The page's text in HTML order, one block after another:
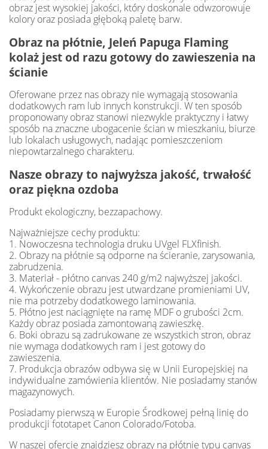
obraz jest wysokiej jakości, który doskonale odwzorowuje
kolory oraz posiada głęboką paletę barw.
Obraz na płótnie, Jeleń Papuga Flaming
kolaż jest od razu gotowy do zawieszenia na
ścianie
Oferowane przez nas obrazy nie wymagają stosowania
dodatkowych ram lub innych konstrukcji. W ten sposób
proponowany obraz stanowi niezwykle praktyczny i łatwy
sposób na znaczne ubogacenie ścian w mieszkaniu, biurze
lub lokalach usługowych, nadając pomieszczeniom
niepowtarzalnego charakteru.
Nasze obrazy to najwyższa jakość, trwałość
oraz piękna ozdoba
Produkt ekologiczny, bezzapachowy.
Najważniejsze cechy produktu:
1. Nowoczesna technologia druku UVgel FLXfinish.
2. Obrazy na płótnie są odporne na ścieranie, zarysowania,
zabrudzenia.
3. Materiał - płótno canvas 240 g/m2 najwyższej jakości.
4. Wykończenie obrazu jest utwardzane promieniami UV,
nie ma potrzeby dodatkowego laminowania.
5. Płótno jest naciągnięte na ramę MDF o grubości 2cm.
Każdy obraz posiada zamontowaną zawieszkę.
6. Boki obrazu są zadrukowane ze wszystkich stron, obraz
nie wymaga dodatkowych ram i jest gotowy do
zawieszenia.
7. Produkcja obrazów odbywa się w Unii Europejskiej na
indywidualne zamówienia klientów. Nie posiadamy stanów
magazynowych.
Posiadamy pierwszą w Europie Środkowej pełną linię do
produkcji fototapet Canon Colorado/Fotoba.
W naszej ofercie znajdziesz obrazy na płótnie typu canvas